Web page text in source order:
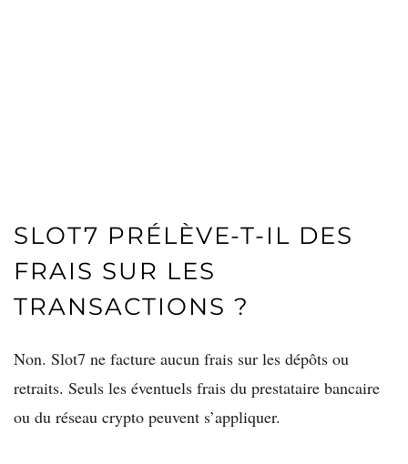
SLOT7 PRÉLÈVE-T-IL DES
FRAIS SUR LES
TRANSACTIONS ?
Non. Slot7 ne facture aucun frais sur les dépôts ou
retraits. Seuls les éventuels frais du prestataire bancaire
ou du réseau crypto peuvent s’appliquer.